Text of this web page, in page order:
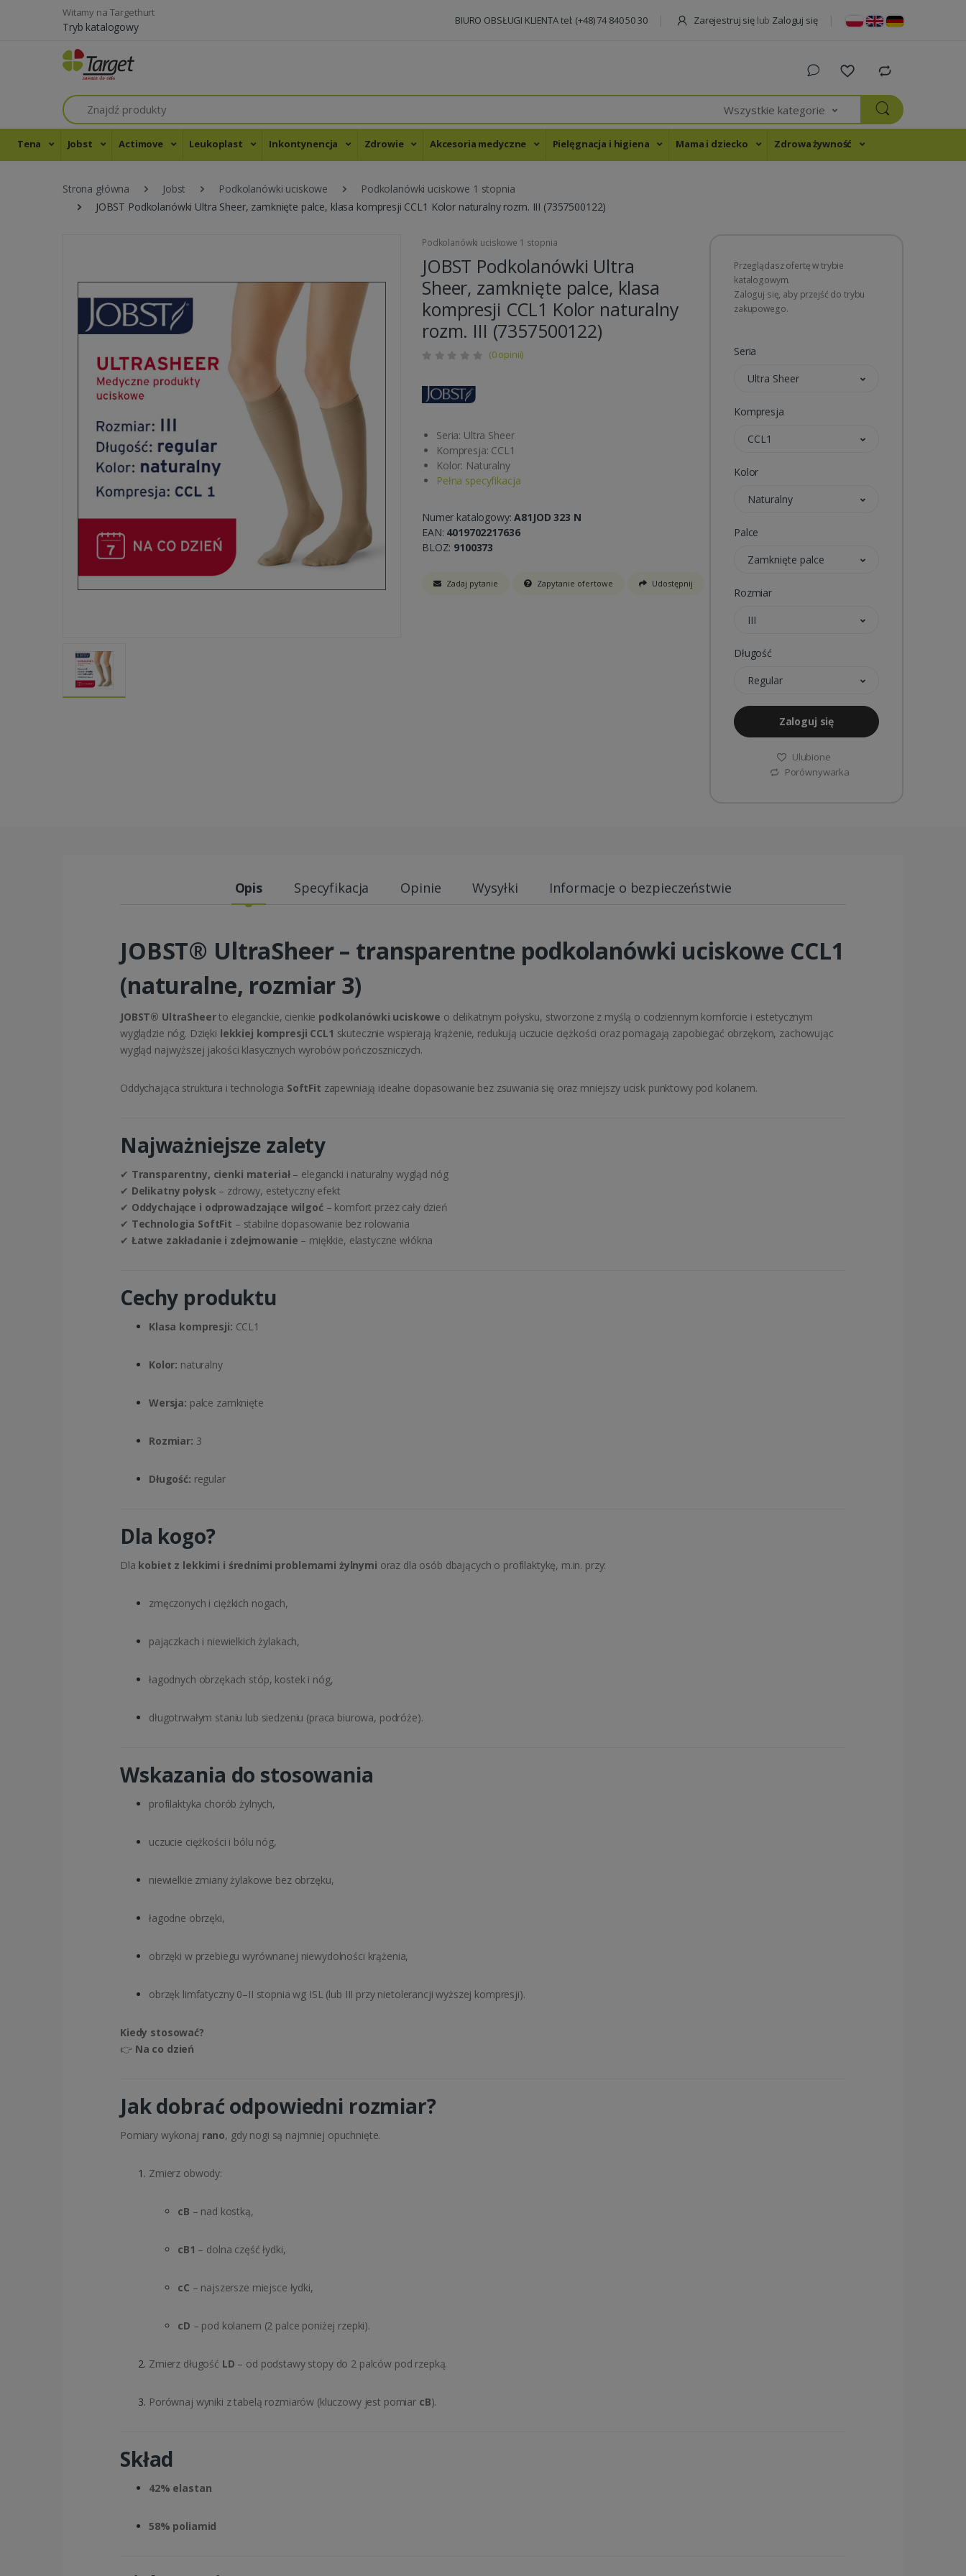
Witamy na Targethurt
Tryb katalogowy BIURO OBSŁUGI KLIENTA tel: (+48) 74 840 50 30 Zarejestruj się lub Zaloguj się
Szukaj
Wszystkie kategorie
Tena Jobst Actimove Leukoplast Inkontynencja Zdrowie Akcesoria medyczne Pielęgnacja i higiena Mama i dziecko Zdrowa żywność
Strona główna Jobst Podkolanówki uciskowe
Podkolanówki uciskowe 1 stopnia
JOBST Podkolanówki Ultra Sheer, zamknięte palce, klasa kompresji CCL1 Kolor naturalny rozm. III (7357500122)
Podkolanówki uciskowe 1 stopnia
JOBST Podkolanówki Ultra
Sheer, zamknięte palce, klasa
kompresji CCL1 Kolor naturalny
rozm. III (7357500122)
(0 opinii)
Seria: Ultra Sheer
Kompresja: CCL1
Kolor: Naturalny
Pełna specyfikacja
Numer katalogowy:A81JOD 323 N
EAN: 4019702217636
BLOZ: 9100373
Zadaj pytanie Zapytanie ofertowe Udostępnij
Przeglądasz ofertę w trybie
katalogowym.
Zaloguj się, aby przejść do trybu
zakupowego.
Seria
Ultra Sheer
Kompresja
CCL1
Kolor
Naturalny
Palce
Zamknięte palce
Rozmiar
III
Długość
Regular
Zaloguj się
Ulubione
Porównywarka
Opis Specyfikacja Opinie Wysyłki Informacje o bezpieczeństwie
JOBST® UltraSheer – transparentne podkolanówki uciskowe CCL1
(naturalne, rozmiar 3)
JOBST® UltraSheerto eleganckie, cienkie podkolanówki uciskowe o delikatnym połysku, stworzone z myślą o codziennym komforcie i estetycznym
wyglądzie nóg. Dzięki lekkiej kompresji CCL1 skutecznie wspierają krążenie, redukują uczucie ciężkości oraz pomagają zapobiegać obrzękom, zachowując
wygląd najwyższej jakości klasycznych wyrobów pończoszniczych.
Oddychająca struktura i technologia SoftFit zapewniają idealne dopasowanie bez zsuwania się oraz mniejszy ucisk punktowy pod kolanem.
Najważniejsze zalety
✔ Transparentny, cienki materiał– elegancki i naturalny wygląd nóg
✔ Delikatny połysk – zdrowy, estetyczny efekt
✔ Oddychające i odprowadzające wilgoć– komfort przez cały dzień
✔ Technologia SoftFit – stabilne dopasowanie bez rolowania
✔ Łatwe zakładanie i zdejmowanie – miękkie, elastyczne włókna
Cechy produktu
Klasa kompresji: CCL1
Kolor: naturalny
Wersja: palce zamknięte
Rozmiar: 3
Długość: regular
Dla kogo?
Dla kobiet z lekkimi i średnimi problemami żylnymi oraz dla osób dbających o profilaktykę, m.in. przy:
zmęczonych i ciężkich nogach,
pajączkach i niewielkich żylakach,
łagodnych obrzękach stóp, kostek i nóg,
długotrwałym staniu lub siedzeniu (praca biurowa, podróże).
Wskazania do stosowania
profilaktyka chorób żylnych,
uczucie ciężkości i bólu nóg,
niewielkie zmiany żylakowe bez obrzęku,
łagodne obrzęki,
obrzęki w przebiegu wyrównanej niewydolności krążenia,
obrzęk limfatyczny 0–II stopnia wg ISL (lub III przy nietolerancji wyższej kompresji).
Kiedy stosować?
👉 Na co dzień
Jak dobrać odpowiedni rozmiar?
Pomiary wykonaj rano, gdy nogi są najmniej opuchnięte.
Zmierz obwody:
cB – nad kostką,
cB1 – dolna część łydki,
cC – najszersze miejsce łydki,
cD – pod kolanem (2 palce poniżej rzepki).
Zmierz długość LD – od podstawy stopy do 2 palców pod rzepką.
Porównaj wyniki z tabelą rozmiarów (kluczowy jest pomiar cB).
Skład
42% elastan
58% poliamid